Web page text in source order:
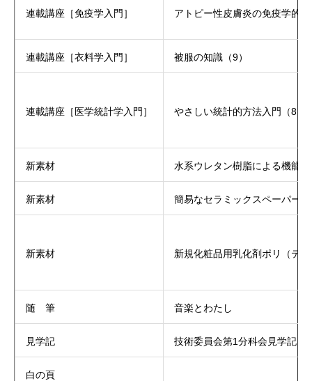
連載講座［免疫学入門］ アトピー性皮膚炎の免疫学的
連載講座［衣料学入門］ 被服の知識（9）
連載講座［医学統計学入門］ やさしい統計的方法入門（8
新素材 水系ウレタン樹脂による機能
新素材 簡易なセラミックスペーパー
新素材 新規化粧品用乳化剤ポリ（テ
随 筆 音楽とわたし
見学記 技術委員会第1分科会見学記
白の頁